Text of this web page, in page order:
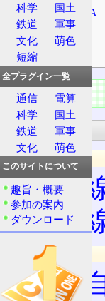
隣接するSA/PA
上り
概要
基本情報
所在地
上り
下り
所属路線名
中央
科学
国土
鉄道
軍事
文化
萌色
短縮
全プラグイン一覧
通信
電算
科学
国土
鉄道
軍事
文化
萌色
このサイトについて
趣旨・概要
参加の案内
ダウンロード